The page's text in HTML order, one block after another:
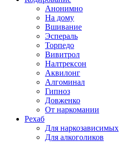
Анонимно
На дому
Вшивание
Эспераль
Торпедо
Вивитрол
Налтрексон
Аквилонг
Алгоминал
Гипноз
Довженко
От наркомании
Рехаб
Для наркозависимых
Для алкоголиков